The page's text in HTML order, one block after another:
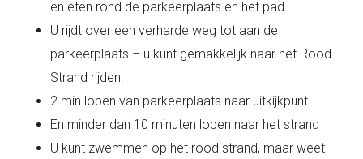
en eten rond de parkeerplaats en het pad
U rijdt over een verharde weg tot aan de
parkeerplaats – u kunt gemakkelijk naar het Rood
Strand rijden.
2 min lopen van parkeerplaats naar uitkijkpunt
En minder dan 10 minuten lopen naar het strand
U kunt zwemmen op het rood strand, maar weet